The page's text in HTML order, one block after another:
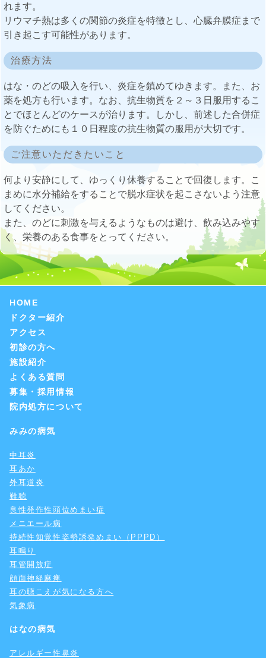
れます。
リウマチ熱は多くの関節の炎症を特徴とし、心臓弁膜症まで
引き起こす可能性があります。
治療方法
はな・のどの吸入を行い、炎症を鎮めてゆきます。また、お
薬を処方も行います。なお、抗生物質を２～３日服用するこ
とでほとんどのケースが治ります。しかし、前述した合併症
を防ぐためにも１０日程度の抗生物質の服用が大切です。
ご注意いただきたいこと
何より安静にして、ゆっくり休養することで回復します。こ
まめに水分補給をすることで脱水症状を起こさないよう注意
してください。
また、のどに刺激を与えるようなものは避け、飲み込みやす
く、栄養のある食事をとってください。
HOME
ドクター紹介
アクセス
初診の方へ
施設紹介
よくある質問
募集・採用情報
院内処方について
みみの病気
中耳炎
耳あか
外耳道炎
難聴
良性発作性頭位めまい症
メニエール病
持続性知覚性姿勢誘発めまい（PPPD）
耳鳴り
耳管開放症
顔面神経麻痺
耳の聴こえが気になる方へ
気象病
はなの病気
アレルギー性鼻炎